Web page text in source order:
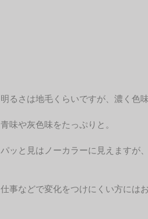
明るさは地毛くらいですが、濃く色
青味や灰色味をたっぷりと。
パッと見はノーカラーに見えますが
仕事などで変化をつけにくい方にはお